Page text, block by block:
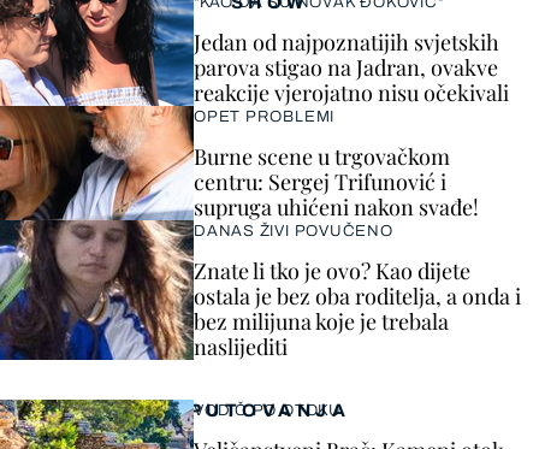
Jedan od najpoznatijih svjetskih
parova stigao na Jadran, ovakve
reakcije vjerojatno nisu očekivali
OPET PROBLEMI
Burne scene u trgovačkom
centru: Sergej Trifunović i
supruga uhićeni nakon svađe!
DANAS ŽIVI POVUČENO
Znate li tko je ovo? Kao dijete
ostala je bez oba roditelja, a onda i
bez milijuna koje je trebala
naslijediti
PUTOVANJA
VODIČ PO OTOKU